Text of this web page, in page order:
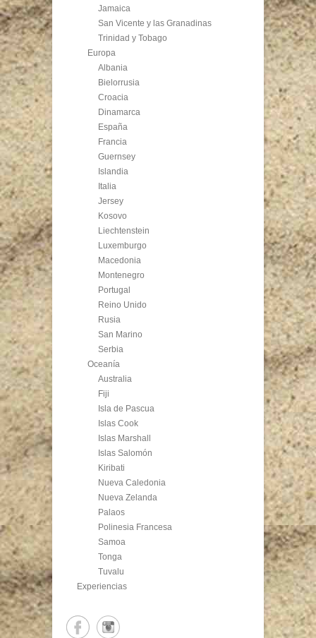
Jamaica
San Vicente y las Granadinas
Trinidad y Tobago
Europa
Albania
Bielorrusia
Croacia
Dinamarca
España
Francia
Guernsey
Islandia
Italia
Jersey
Kosovo
Liechtenstein
Luxemburgo
Macedonia
Montenegro
Portugal
Reino Unido
Rusia
San Marino
Serbia
Oceanía
Australia
Fiji
Isla de Pascua
Islas Cook
Islas Marshall
Islas Salomón
Kiribati
Nueva Caledonia
Nueva Zelanda
Palaos
Polinesia Francesa
Samoa
Tonga
Tuvalu
Experiencias